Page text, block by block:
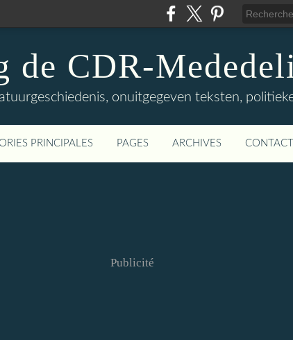
de CDR-
onuitgegeven teksten,
PRINCIPALES PAGES ARCHIVES CONTACT
Publicité